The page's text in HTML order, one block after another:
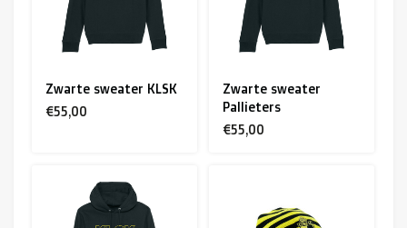
Zwarte sweater KLSK
€55,00
Zwarte sweater
Pallieters
€55,00